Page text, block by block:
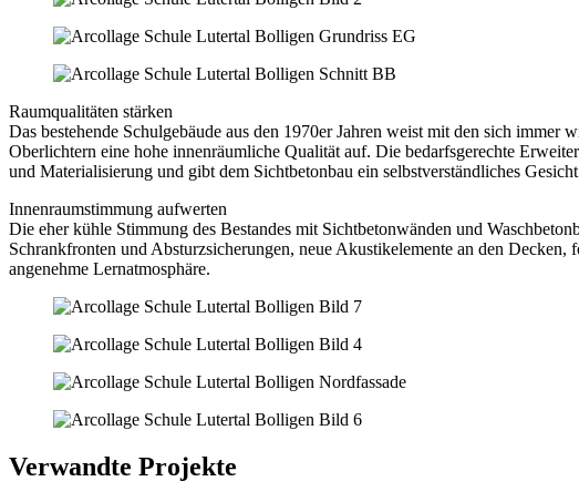
Raumqualitäten stärken
Das bestehende Schulgebäude aus den 1970er Jahren weist mit den sich
Oberlichtern eine hohe innenräumliche Qualität auf. Die bedarfsgerechte
und Materialisierung und gibt dem Sichtbetonbau ein selbstverständliches
Innenraumstimmung aufwerten
Die eher kühle Stimmung des Bestandes mit Sichtbetonwänden und
Schrankfronten und Absturzsicherungen, neue Akustikelemente an den
angenehme Lernatmosphäre.
Verwandte Projekte